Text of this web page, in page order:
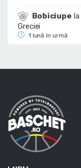
Bobiciupe la
Greciei
1 lună în urmă